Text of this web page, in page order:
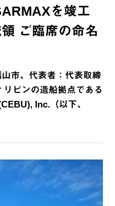
を竣工
ご臨席の命名
市、代表者：代表取締
ピンの造船拠点である
Inc.（以下、